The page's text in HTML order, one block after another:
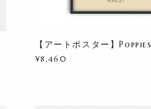
【アートポスター】Poppies
¥8,460